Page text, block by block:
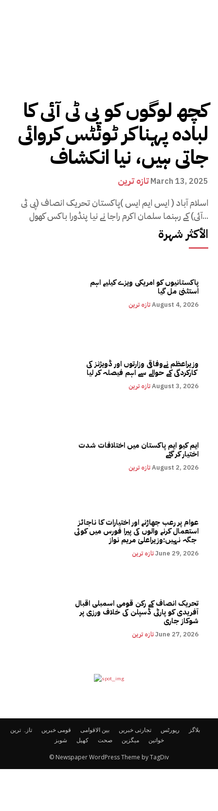
کچھ لوگوں کو پی ٹی آئی کا
لبادہ پہناکر ٹوئٹس کروائی
جاتی ہیں، نیا انکشاف
تازہ ترینMarch 13, 2025
اسلام آباد ( ایس ایم ایس )پاکستان تحریک انصاف (پی ٹی
آئی) کے رہنما سلمان اکرم راجا نے نیا پنڈورا باکس کھول...
الأكثر شهرة
پاکستانیوں کو امریکی ویزے کیلیے اہم
استثنیٰ مل گیا
تازہ ترینAugust 4, 2026
وزیراعظم نےوفاقی وزارتوں اور ڈویژنز کی
کارکردگی کے حوالے سے اہم فیصلہ کر لیا
تازہ ترینAugust 3, 2026
ایم کیو ایم پاکستان میں اختلافات شدت
اختیار کر گئے
تازہ ترینAugust 2, 2026
عوام پر رعب جھاڑنے اور اختیارات کا ناجائز
استعمال کرنے والوں کی پیرا فورس میں کوئی
تازہ ترینJune 29, 2026
تحریک انصاف کے رکن قومی اسمبلی اقبال
آفریدی کو پارٹی ڈسپلن کی خلاف ورزی پر
شوکاز جاری
تازہ ترینJune 27, 2026
تازہ ترین قومی خبریں بین الاقوامی تجارتی خبریں رپورٹس
بلاگز
شوبز
کھیل صحت میگزین خواتین
© Newspaper WordPress Theme by TagDiv